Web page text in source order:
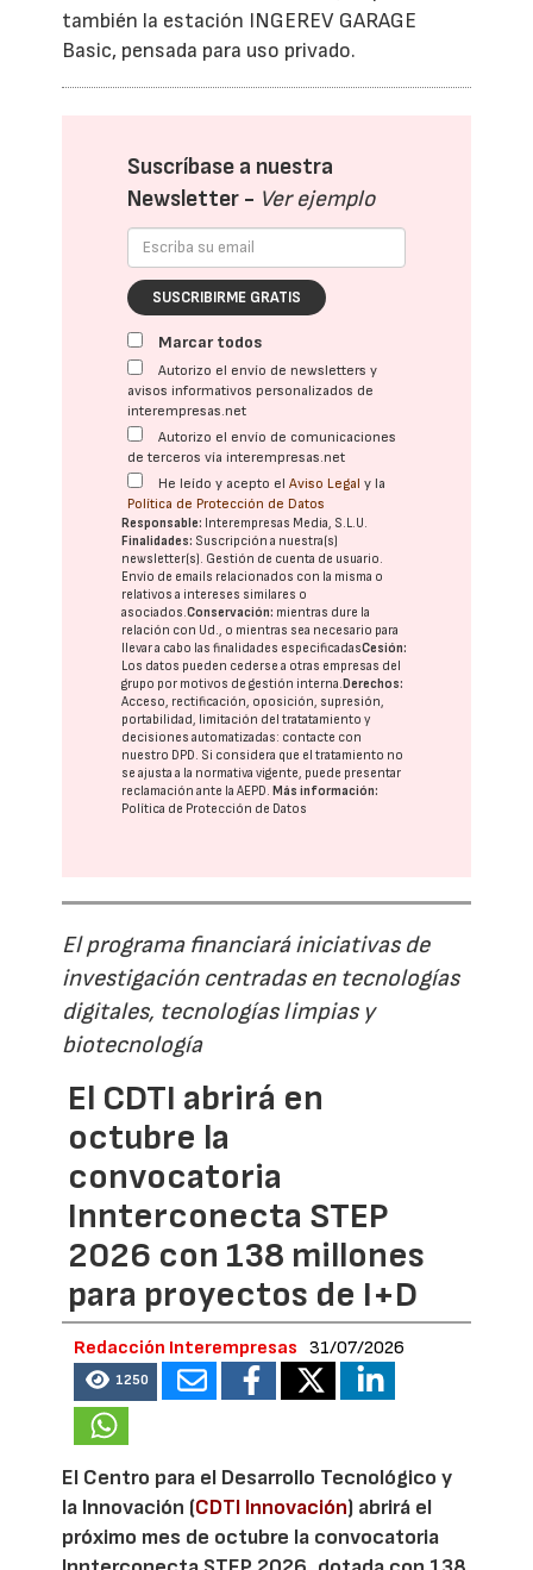
también la estación INGEREV GARAGE
Basic, pensada para uso privado.
Suscríbase a nuestra
Newsletter - Ver ejemplo
SUSCRIBIRME GRATIS
Marcar todos
Autorizo el envío de newsletters y
avisos informativos personalizados de
interempresas.net
Autorizo el envío de comunicaciones
de terceros vía interempresas.net
He leído y acepto elAviso Legal y la
Política de Protección de Datos
Responsable: Interempresas Media, S.L.U.
Finalidades: Suscripción a nuestra(s)
newsletter(s). Gestión de cuenta de usuario.
Envío de emails relacionados con la misma o
relativos a intereses similares o
asociados.Conservación: mientras dure la
relación con Ud., o mientras sea necesario para
llevar a cabo las finalidades especificadasCesión:
Los datos pueden cederse a otras empresas del
grupo por motivos de gestión interna.Derechos:
Acceso, rectificación, oposición, supresión,
portabilidad, limitación del tratatamiento y
decisiones automatizadas: contacte con
nuestro DPD. Si considera que el tratamiento no
se ajusta a la normativa vigente, puede presentar
reclamación ante laAEPD.Más información:
Política de Protección de Datos
El programa financiará iniciativas de
investigación centradas en tecnologías
digitales, tecnologías limpias y
biotecnología
El CDTI abrirá en
octubre la
convocatoria
Innterconecta STEP
2026 con 138 millones
para proyectos de I+D
Redacción Interempresas 31/07/2026
1250
El Centro para el Desarrollo Tecnológico y
la Innovación (CDTI Innovación) abrirá el
próximo mes de octubre la convocatoria